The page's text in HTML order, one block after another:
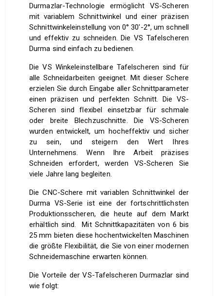
Durmazlar-Technologie ermöglicht VS-Scheren
mit variablem Schnittwinkel und einer präzisen
Schnittwinkeleinstellung von 0° 30′-2°, um schnell
und effektiv zu schneiden. Die VS Tafelscheren
Durma sind einfach zu bedienen.
Die VS Winkeleinstellbare Tafelscheren sind für
alle Schneidarbeiten geeignet. Mit dieser Schere
erzielen Sie durch Eingabe aller Schnittparameter
einen präzisen und perfekten Schnitt. Die VS-
Scheren sind flexibel einsetzbar für schmale
oder breite Blechzuschnitte. Die VS-Scheren
wurden entwickelt, um hocheffektiv und sicher
zu sein, und steigern den Wert Ihres
Unternehmens. Wenn Ihre Arbeit präzises
Schneiden erfordert, werden VS-Scheren Sie
viele Jahre lang begleiten.
Die CNC-Schere mit variablen Schnittwinkel der
Durma VS-Serie ist eine der fortschrittlichsten
Produktionsscheren, die heute auf dem Markt
erhältlich sind. Mit Schnittkapazitäten von 6 bis
25 mm bieten diese hochentwickelten Maschinen
die größte Flexibilität, die Sie von einer modernen
Schneidemaschine erwarten können.
Die Vorteile der VS-Tafelscheren Durmazlar sind
wie folgt: